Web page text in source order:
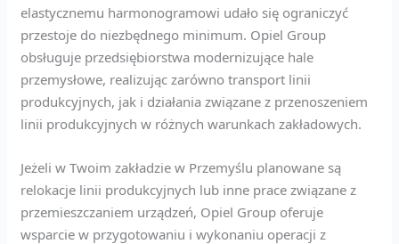
elastycznemu harmonogramowi udało się ograniczyć
przestoje do niezbędnego minimum. Opiel Group
obsługuje przedsiębiorstwa modernizujące hale
przemysłowe, realizując zarówno transport linii
produkcyjnych, jak i działania związane z przenoszeniem
linii produkcyjnych w różnych warunkach zakładowych.
Jeżeli w Twoim zakładzie w Przemyślu planowane są
relokacje linii produkcyjnych lub inne prace związane z
przemieszczaniem urządzeń, Opiel Group oferuje
wsparcie w przygotowaniu i wykonaniu operacji z